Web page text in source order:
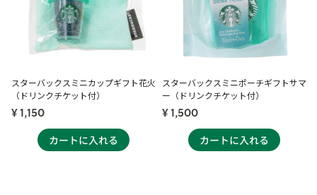
スターバックスミニカップギフト花火
（ドリンクチケット付）
¥ 1,150
スターバックスミニポーチギフトサマ
ー（ドリンクチケット付）
¥ 1,500